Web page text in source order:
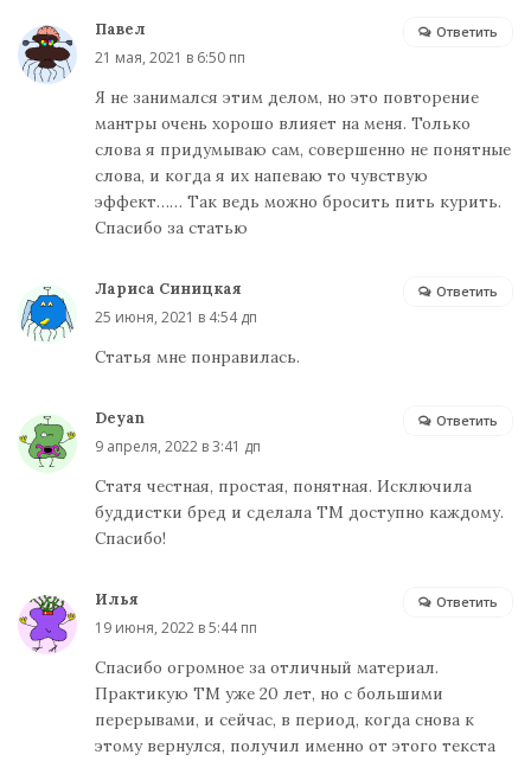
Павел
21 мая, 2021 в 6:50 пп
Я не занимался этим делом, но это повторение
мантры очень хорошо влияет на меня. Только
слова я придумываю сам, совершенно не понятные
слова, и когда я их напеваю то чувствую
эффект…… Так ведь можно бросить пить курить.
Спасибо за статью
Ответить
Лариса Синицкая
25 июня, 2021 в 4:54 дп
Статья мне понравилась.
Ответить
Deyan
9 апреля, 2022 в 3:41 дп
Статя честная, простая, понятная. Исключила
буддистки бред и сделала ТМ доступно каждому.
Спасибо!
Ответить
Илья
19 июня, 2022 в 5:44 пп
Спасибо огромное за отличный материал.
Практикую ТМ уже 20 лет, но с большими
перерывами, и сейчас, в период, когда снова к
этому вернулся, получил именно от этого текста
Ответить